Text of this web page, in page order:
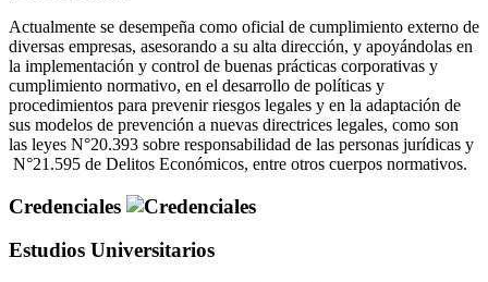
Actualmente se desempeña como oficial de cumplimiento externo de
diversas empresas, asesorando a su alta dirección, y apoyándolas en
la implementación y control de buenas prácticas corporativas y
cumplimiento normativo, en el desarrollo de políticas y
procedimientos para prevenir riesgos legales y en la adaptación de
sus modelos de prevención a nuevas directrices legales, como son
las leyes N°20.393 sobre responsabilidad de las personas jurídicas y
N°21.595 de Delitos Económicos, entre otros cuerpos normativos.
Credenciales
Estudios Universitarios